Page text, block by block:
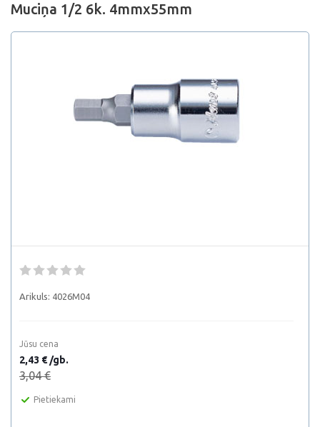
Muciņa 1/2 6k. 4mmx55mm
Arikuls: 4026M04
Jūsu cena
2,43 € /gb.
3,04 €
Pietiekami